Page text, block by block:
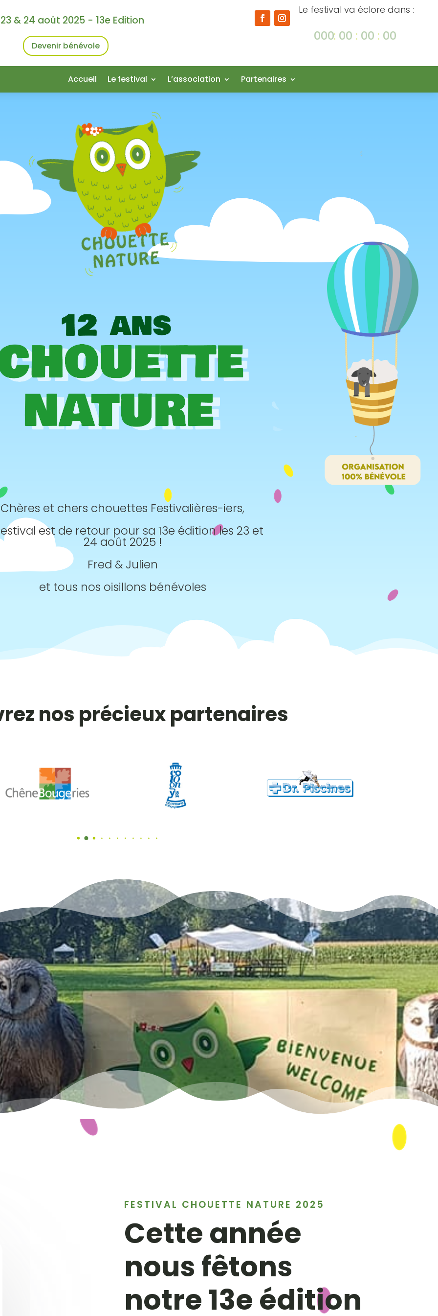
& 24 août 2025 - 13e Edition
Devenir bénévole
Le festival va éclore dans :
000: 00 : 00 : 00
Accueil Le festival L’association Partenaires
Chères et chers chouettes Festivalières-iers,
est de retour pour sa 13e édition les 23 et
24 août 2025 !
Fred & Julien
et tous nos oisillons bénévoles
nos précieux partenaires
FESTIVAL CHOUETTE NATURE 2025
Cette année
nous fêtons
notre 13e édition